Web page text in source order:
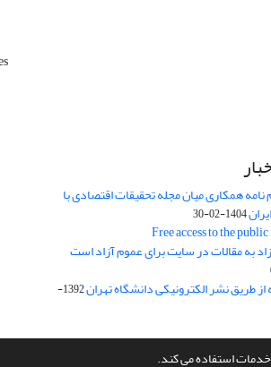
خدمات استفاده می کند.
نامه همکاری میان مجله تحقیقات اقتصادی با
1404-02-30
Free access to the public
به مقالات در سایت برای عموم آزاد است
از طریق نشر الکترونیکی دانشگاه تهران
1392-
سیناوب